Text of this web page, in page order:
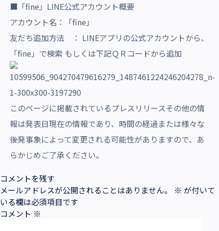
■「fine」LINE公式アカウント概要
アカウント名：「fine」
友だち追加方法 ： LINEアプリの公式アカウントから、
「fine」で検索 もしくは下記ＱＲコードから追加
このページに掲載されているプレスリリースその他の情
報は発表日現在の情報であり、時間の経過または様々な
後発事象によって変更される可能性がありますので、あ
らかじめご了承ください。
コメントを残す
メールアドレスが公開されることはありません。
※ が付いて
いる欄は必須項目です
コメント ※